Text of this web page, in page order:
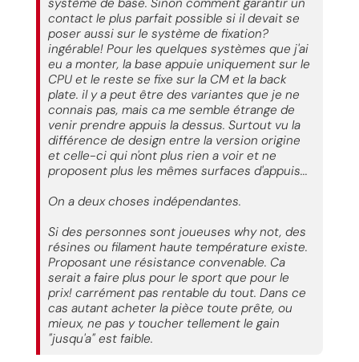
contact le plus parfait possible si il devait se
poser aussi sur le système de fixation?
ingérable! Pour les quelques systèmes que j'ai
eu a monter, la base appuie uniquement sur le
CPU et le reste se fixe sur la CM et la back
plate. il y a peut être des variantes que je ne
connais pas, mais ca me semble étrange de
venir prendre appuis la dessus. Surtout vu la
différence de design entre la version origine
et celle-ci qui n'ont plus rien a voir et ne
proposent plus les mêmes surfaces d'appuis...
On a deux choses indépendantes.
Si des personnes sont joueuses why not, des
résines ou filament haute température existe.
Proposant une résistance convenable. Ca
serait a faire plus pour le sport que pour le
prix! carrément pas rentable du tout. Dans ce
cas autant acheter la pièce toute prête, ou
mieux, ne pas y toucher tellement le gain
"jusqu'a" est faible.